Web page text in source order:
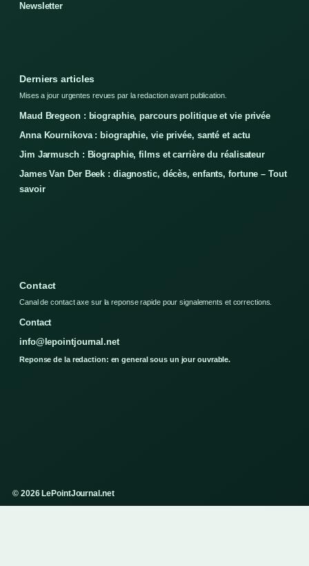
Newsletter
Derniers articles
Mises a jour urgentes revues par la redaction avant publication.
Maud Bregeon : biographie, parcours politique et vie privée
Anna Kournikova : biographie, vie privée, santé et actu
Jim Jarmusch : Biographie, films et carrière du réalisateur
James Van Der Beek : diagnostic, décès, enfants, fortune – Tout
savoir
Contact
Canal de contact axe sur la reponse rapide pour signalements et corrections.
Contact
info@lepointjournal.net
Reponse de la redaction: en general sous un jour ouvrable.
© 2026 LePointJournal.net